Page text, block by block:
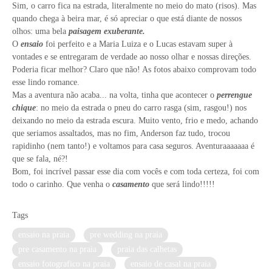
Sim, o carro fica na estrada, literalmente no meio do mato (risos). Mas
quando chega à beira mar, é só apreciar o que está diante de nossos
olhos: uma bela paisagem exuberante.
O ensaio foi perfeito e a Maria Luiza e o Lucas estavam super à
vontades e se entregaram de verdade ao nosso olhar e nossas direções.
Poderia ficar melhor? Claro que não! As fotos abaixo comprovam todo
esse lindo romance.
Mas a aventura não acaba... na volta, tinha que acontecer o perrengue
chique: no meio da estrada o pneu do carro rasga (sim, rasgou!) nos
deixando no meio da estrada escura. Muito vento, frio e medo, achando
que seriamos assaltados, mas no fim, Anderson faz tudo, trocou
rapidinho (nem tanto!) e voltamos para casa seguros. Aventuraaaaaaa é
que se fala, né?!
Bom, foi incrível passar esse dia com vocês e com toda certeza, foi com
todo o carinho. Que venha o casamento que será lindo!!!!!
Tags
ensaio na praia
pre wedding na praia
pre casamento na praia
praia das calhetas
ensaio fotografico na praia
ensaio de casal na praia